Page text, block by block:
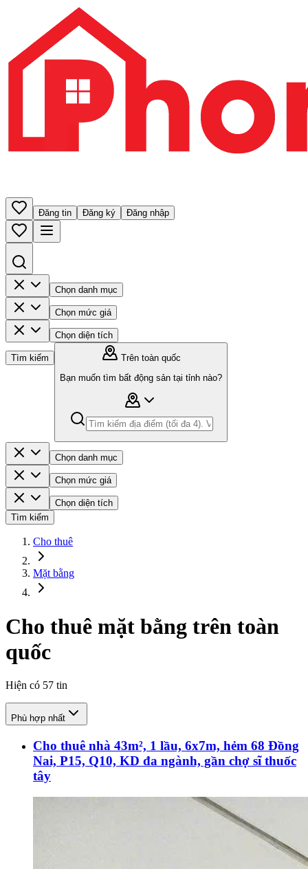
Đăng tin Đăng ký Đăng nhập
Chọn danh mục
Chọn mức giá
Chọn diện tích
Tìm kiếm
Trên toàn quốc
Bạn muốn tìm bất động sản tại tỉnh nào?
Chọn danh mục
Chọn mức giá
Chọn diện tích
Tìm kiếm
Cho thuê
Mặt bằng
Cho thuê mặt bằng trên toàn
quốc
Hiện có 57 tin
Phù hợp nhất
Cho thuê nhà 43m², 1 lầu, 6x7m, hẻm 68 Đồng
Nai, P15, Q10, KD đa ngành, gần chợ sĩ thuốc
tây